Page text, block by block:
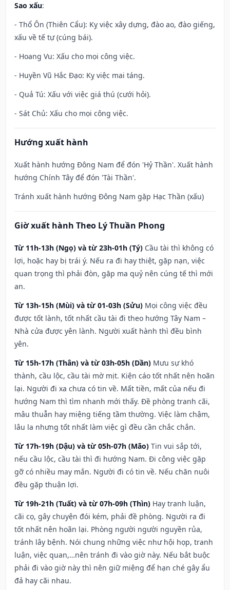
Sao xấu:
- Thổ Ôn (Thiên Cẩu): Kỵ việc xây dựng, đào ao, đào giếng,
xấu về tế tự (cúng bái).
- Hoang Vu: Xấu cho mọi công việc.
- Huyền Vũ Hắc Đạo: Kỵ việc mai táng.
- Quả Tú: Xấu với việc giá thú (cưới hỏi).
- Sát Chủ: Xấu cho mọi công việc.
Hướng xuất hành
Xuất hành hướng Đông Nam để đón 'Hỷ Thần'. Xuất hành
hướng Chính Tây để đón 'Tài Thần'.
Tránh xuất hành hướng Đông Nam gặp Hạc Thần (xấu)
Giờ xuất hành Theo Lý Thuần Phong
Từ 11h-13h (Ngọ) và từ 23h-01h (Tý) Cầu tài thì không có
lợi, hoặc hay bị trái ý. Nếu ra đi hay thiệt, gặp nạn, việc
quan trọng thì phải đòn, gặp ma quỷ nên cúng tế thì mới
an.
Từ 13h-15h (Mùi) và từ 01-03h (Sửu) Mọi công việc đều
được tốt lành, tốt nhất cầu tài đi theo hướng Tây Nam –
Nhà cửa được yên lành. Người xuất hành thì đều bình
yên.
Từ 15h-17h (Thân) và từ 03h-05h (Dần) Mưu sự khó
thành, cầu lộc, cầu tài mờ mịt. Kiện cáo tốt nhất nên hoãn
lại. Người đi xa chưa có tin về. Mất tiền, mất của nếu đi
hướng Nam thì tìm nhanh mới thấy. Đề phòng tranh cãi,
mâu thuẫn hay miệng tiếng tầm thường. Việc làm chậm,
lâu la nhưng tốt nhất làm việc gì đều cần chắc chắn.
Từ 17h-19h (Dậu) và từ 05h-07h (Mão) Tin vui sắp tới,
nếu cầu lộc, cầu tài thì đi hướng Nam. Đi công việc gặp
gỡ có nhiều may mắn. Người đi có tin về. Nếu chăn nuôi
đều gặp thuận lợi.
Từ 19h-21h (Tuất) và từ 07h-09h (Thìn) Hay tranh luận,
cãi cọ, gây chuyện đói kém, phải đề phòng. Người ra đi
tốt nhất nên hoãn lại. Phòng người người nguyền rủa,
tránh lây bệnh. Nói chung những việc như hội họp, tranh
luận, việc quan,…nên tránh đi vào giờ này. Nếu bắt buộc
phải đi vào giờ này thì nên giữ miệng để hạn ché gây ẩu
đả hay cãi nhau.